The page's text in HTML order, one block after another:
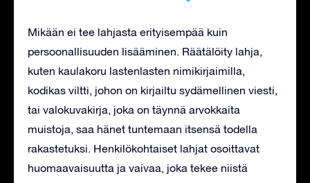
Mikään ei tee lahjasta erityisempää kuin
persoonallisuuden lisääminen. Räätälöity lahja,
kuten kaulakoru lastenlasten nimikirjaimilla,
kodikas viltti, johon on kirjailtu sydämellinen viesti,
tai valokuvakirja, joka on täynnä arvokkaita
muistoja, saa hänet tuntemaan itsensä todella
rakastetuksi. Henkilökohtaiset lahjat osoittavat
huomaavaisuutta ja vaivaa, joka tekee niistä